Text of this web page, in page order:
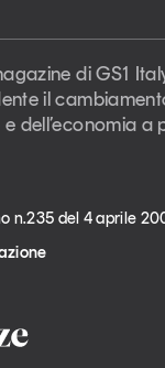
di GS1
il
dell’economia a
n.235 del 4 aprile